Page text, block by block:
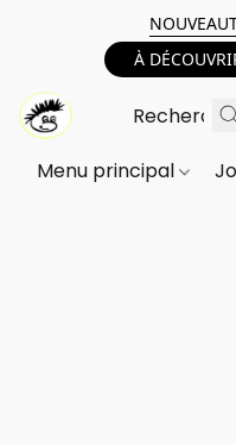
À
Menu principal